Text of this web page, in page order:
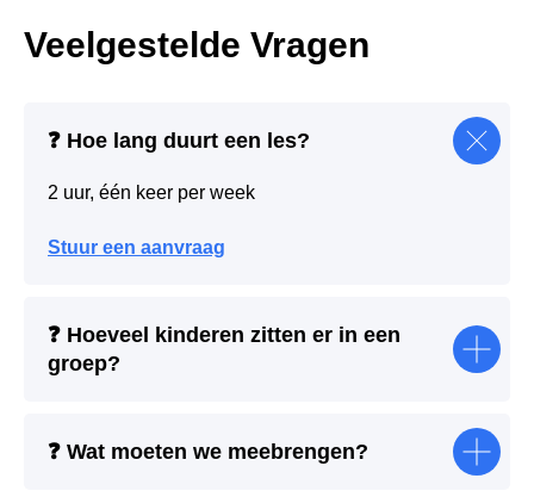
Veelgestelde Vragen
❓ Hoe lang duurt een les?
2 uur, één keer per week
Stuur een aanvraag
❓ Hoeveel kinderen zitten er in een
groep?
❓ Wat moeten we meebrengen?